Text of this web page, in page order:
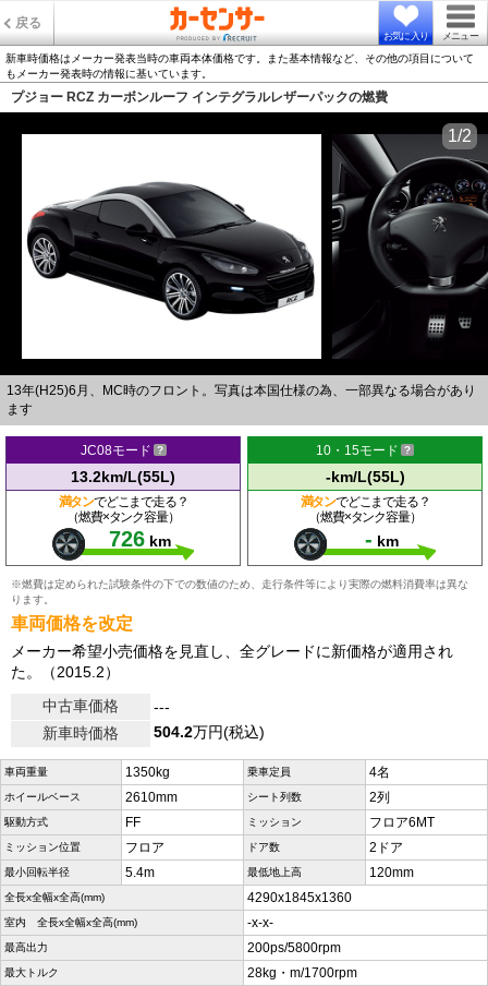
戻る
お気に入り メニュー
新車時価格はメーカー発表当時の車両本体価格です。また基本情報など、その他の項目について
もメーカー発表時の情報に基いています。
プジョー RCZ カーボンルーフ インテグラルレザーパックの燃費
13年(H25)6月、MC時のフロント。写真は本国仕様の為、一部異なる場合があり
ます
1/2
JC08モード
13.2km/L(55L)
満タンでどこまで走る？
（燃費×タンク容量）
726 km
10・15モード
-km/L(55L)
満タンでどこまで走る？
（燃費×タンク容量）
- km
※燃費は定められた試験条件の下での数値のため、走行条件等により実際の燃料消費率は異な
ります。
車両価格を改定
メーカー希望小売価格を見直し、全グレードに新価格が適用され
た。（2015.2）
中古車価格
---
新車時価格
504.2万円(税込)
車両重量 1350kg 乗車定員 4名
ホイールベース 2610mm シート列数 2列
駆動方式 FF ミッション フロア6MT
ミッション位置 フロア ドア数 2ドア
最小回転半径 5.4m 最低地上高 120mm
全長x全幅x全高(mm) 4290x1845x1360
室内 全長x全幅x全高(mm) -x-x-
最高出力 200ps/5800rpm
最大トルク 28kg・m/1700rpm